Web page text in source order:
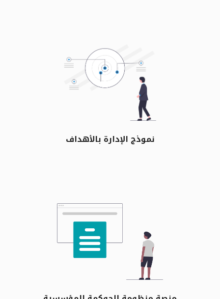
نموذج الإدارة بالأهداف